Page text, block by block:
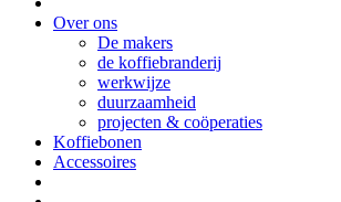
Over ons
De makers
de koffiebranderij
werkwijze
duurzaamheid
projecten & coöperaties
Koffiebonen
Accessoires